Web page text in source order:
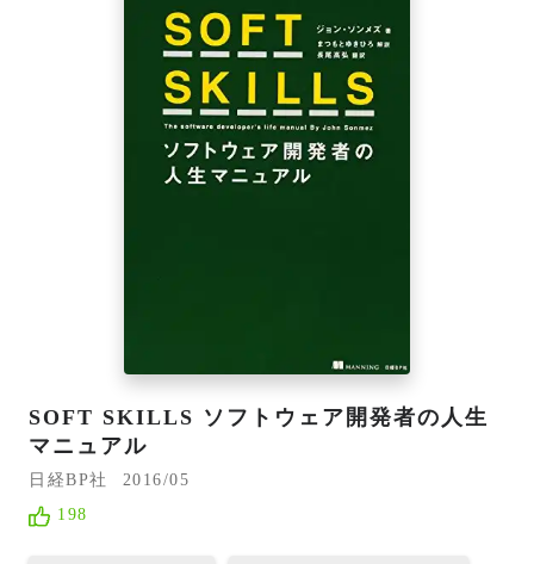
SOFT SKILLS ソフトウェア開発者の人生
マニュアル
日経BP社
2016/05
198